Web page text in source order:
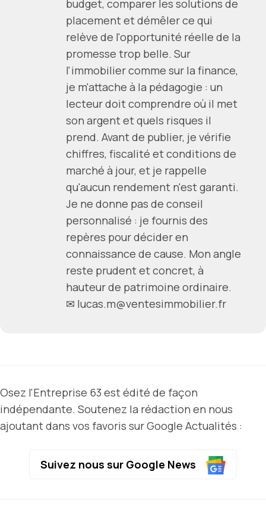
budget, comparer les solutions de
placement et démêler ce qui
relève de l'opportunité réelle de la
promesse trop belle. Sur
l'immobilier comme sur la finance,
je m'attache à la pédagogie : un
lecteur doit comprendre où il met
son argent et quels risques il
prend. Avant de publier, je vérifie
chiffres, fiscalité et conditions de
marché à jour, et je rappelle
qu'aucun rendement n'est garanti.
Je ne donne pas de conseil
personnalisé : je fournis des
repères pour décider en
connaissance de cause. Mon angle
reste prudent et concret, à
hauteur de patrimoine ordinaire.
✉ lucas.m@ventesimmobilier.fr
Osez l'Entreprise 63 est édité de façon
indépendante. Soutenez la rédaction en nous
ajoutant dans vos favoris sur Google Actualités :
Suivez nous sur Google News